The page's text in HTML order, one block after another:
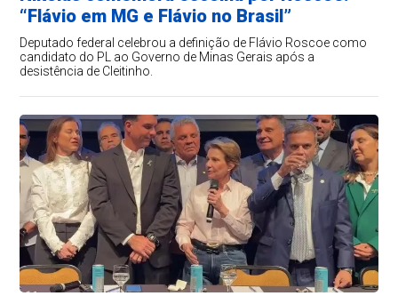
“Flávio em MG e Flávio no Brasil”
Deputado federal celebrou a definição de Flávio Roscoe como
candidato do PL ao Governo de Minas Gerais após a
desistência de Cleitinho.